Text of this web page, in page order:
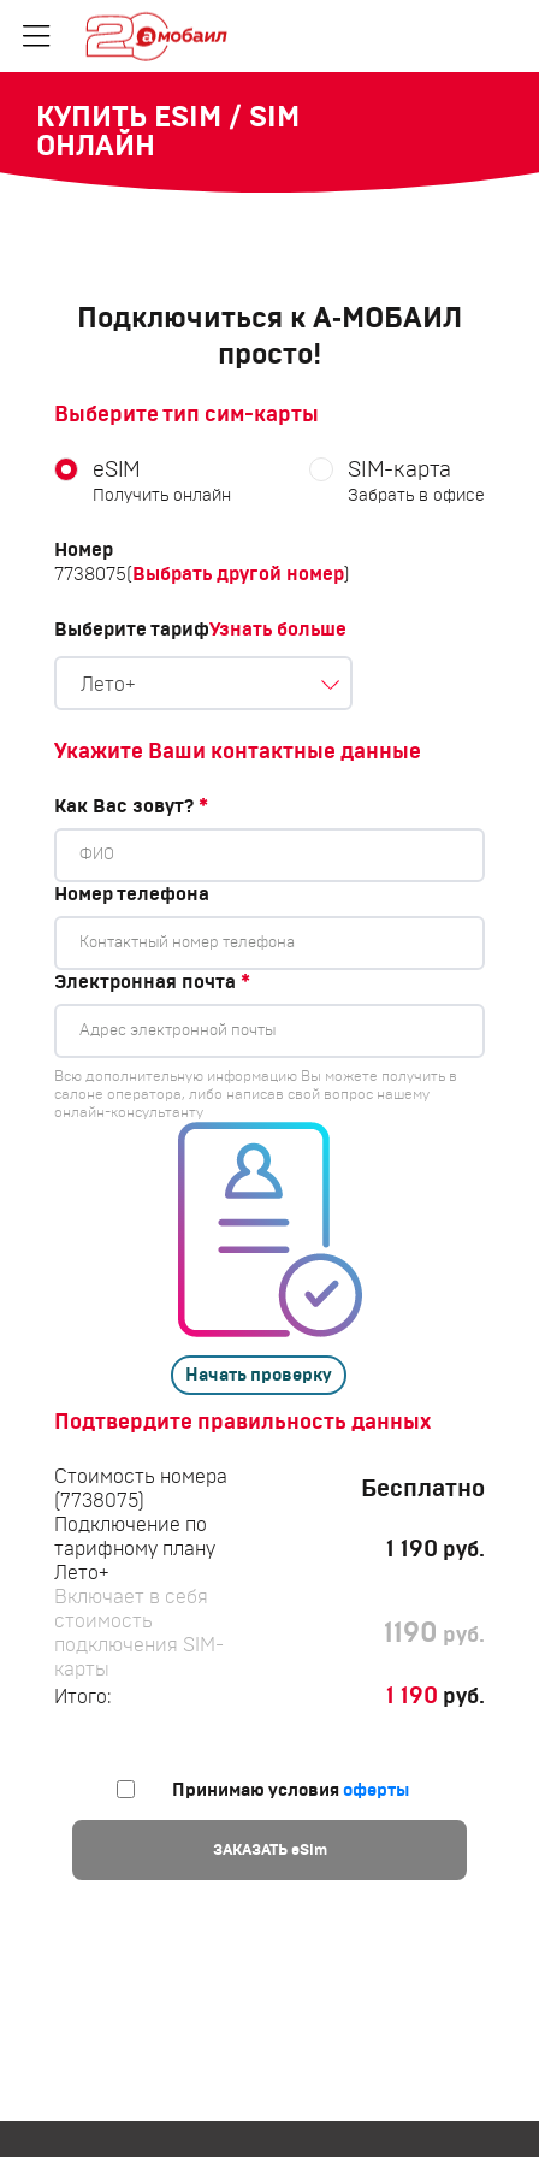
КУПИТЬ ESIM / SIM
ОНЛАЙН
Подключиться к А‑МОБАИЛ
просто!
Выберите тип сим-карты
eSIM
Получить онлайн
SIM-карта
Забрать в офисе
Номер
7738075 Выбрать другой номер
Выберите тарифУзнать больше
Лето+
Укажите Ваши контактные данные
Как Вас зовут? *
Номер телефона
Электронная почта *
Всю дополнительную информацию Вы можете получить в
салоне оператора, либо написав свой вопрос нашему
онлайн-консультанту
Начать проверку
Подтвердите правильность данных
Стоимость номера
(7738075)
Бесплатно
Подключение по
тарифному плану
Лето+
1 190 руб.
Включает в себя
стоимость
подключения SIM-
карты
1190 руб.
Итого: 1 190 руб.
Принимаю условия оферты
ЗАКАЗАТЬ eSim